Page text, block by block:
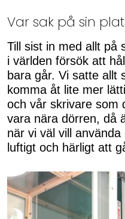
Var sak på sin
Till sist in med allt på
i världen försök att
bara går. Vi satte allt
komma åt lite mer
och vår skrivare som
vara nära dörren, då
när vi väl vill
luftigt och härligt att